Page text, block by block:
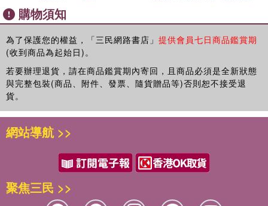
報，方可消業。
◎ 回向：
誦經有不可思議功德，而功德回向是很重要的。發願讀誦《地藏
且受益），以盡孝心、慈悲的心、懺悔的心、虔誠恭敬之心而勇猛
精進，易得到十方如來，諸佛菩薩的護持。
功德利益：
讀誦地藏菩薩本願經之二十八利益――
一者、天龍護念。 二者、善果日增。 三者、集聖上因。
四者、菩提不退。 五者、衣食豐足。 六者、疾疫不臨。
七者、離水火災。 八者、無盜賊厄。 九者、人見欽敬。
購物須知
為了保護您的權益，「三民網路書店」 提供會員七日商品鑑賞期
(收到商品為起始日)。
若要辦理退貨，請在商品鑑賞期內寄回，且商品必須是全新狀態
與完整包裝(商品、附件、發票、隨貨贈品等)否則恕不接受退
貨。
網站導航 >>
聚焦三民 >>